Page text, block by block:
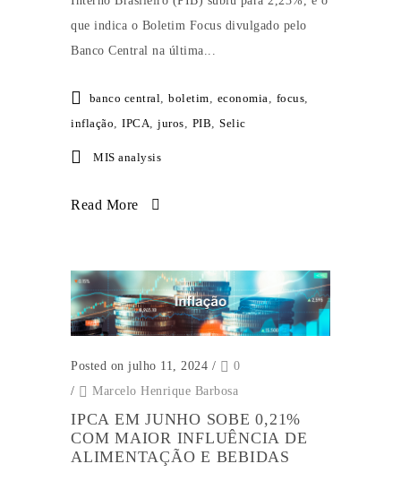
que indica o Boletim Focus divulgado pelo
Banco Central na última...
banco central boletim economia focus
inflação
IPCA juros PIB Selic
MIS analysis
Read More
Posted on julho 11, 2024 /
0
/
Marcelo Henrique Barbosa
IPCA EM JUNHO SOBE 0,21%
COM MAIOR INFLUÊNCIA DE
ALIMENTAÇÃO E BEBIDAS